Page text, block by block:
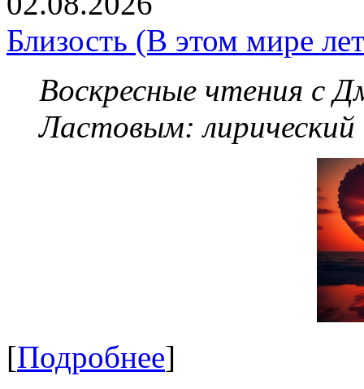
Близость (В этом мире
Воскресные чтения с
Ластовым:
[Подробнее]